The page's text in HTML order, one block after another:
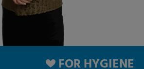
FOR HYGIENE